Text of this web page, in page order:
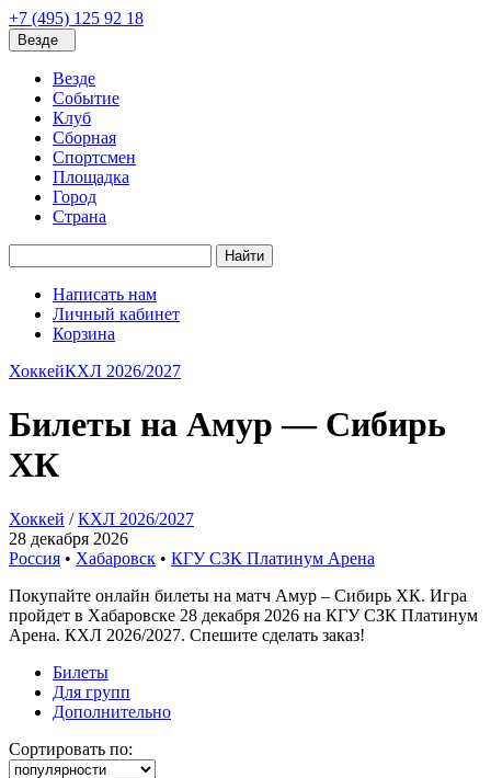
+7 (495) 125 92 18
Везде
Везде
Событие
Клуб
Сборная
Спортсмен
Площадка
Город
Страна
Найти
Написать нам
Личный кабинет
Корзина
ХоккейКХЛ 2026/2027
Билеты на Амур — Сибирь
ХК
Хоккей /КХЛ 2026/2027
28 декабря 2026
Россия • Хабаровск • КГУ СЗК Платинум Арена
Покупайте онлайн билеты на матч Амур – Сибирь ХК. Игра
пройдет в Хабаровске 28 декабря 2026 на КГУ СЗК Платинум
Арена. КХЛ 2026/2027. Спешите сделать заказ!
Билеты
Для групп
Дополнительно
Сортировать по: